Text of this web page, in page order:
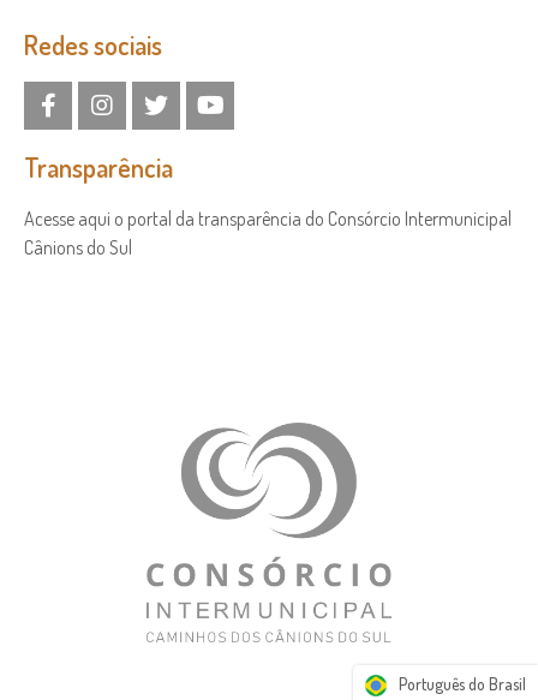
Redes sociais
Transparência
Acesse aqui o portal da transparência do Consórcio Intermunicipal
Cânions do Sul
Português do Brasil